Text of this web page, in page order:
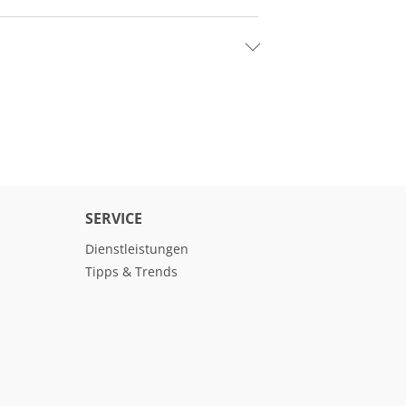
SERVICE
Dienstleistungen
Tipps & Trends